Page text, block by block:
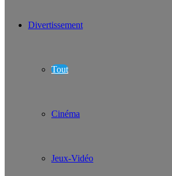
Divertissement
Tout
Cinéma
Jeux-Vidéo